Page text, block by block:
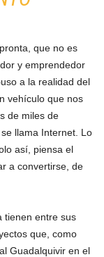
que no es
y emprendedor
a la realidad del
vehículo que nos
de miles de
llama Internet. Lo
así, piensa el
a convertirse, de
tienen entre sus
que, como
Guadalquivir en el